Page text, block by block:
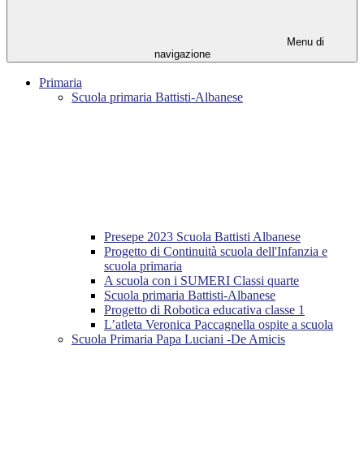
Menu di
navigazione
Primaria
Scuola primaria Battisti-Albanese
Presepe 2023 Scuola Battisti Albanese
Progetto di Continuità scuola dell'Infanzia e
scuola primaria
A scuola con i SUMERI Classi quarte
Scuola primaria Battisti-Albanese
Progetto di Robotica educativa classe 1
L’atleta Veronica Paccagnella ospite a scuola
Scuola Primaria Papa Luciani -De Amicis